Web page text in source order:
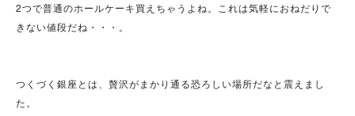
2つで普通のホールケーキ買えちゃうよね。これは気軽におねだりで
きない値段だね・・・。
つくづく銀座とは、贅沢がまかり通る恐ろしい場所だなと震えまし
た。